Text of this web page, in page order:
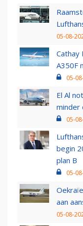
05-08-
Cathay
A350F
05-
El Al
minder
05-
begin
plan B
05-
aan
05-08-